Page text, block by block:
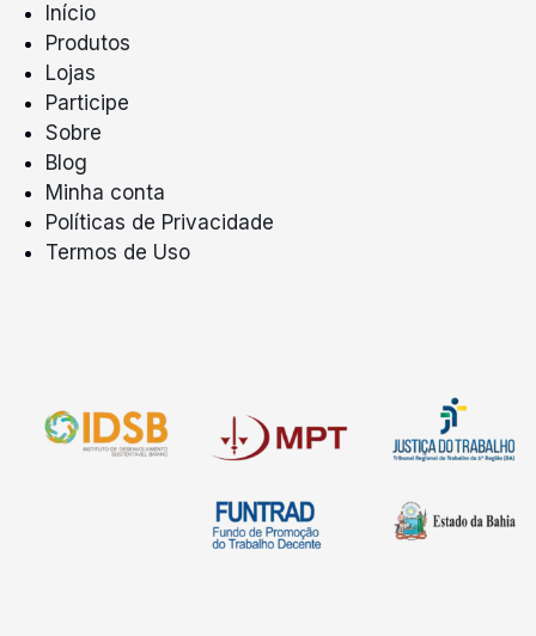
Início
Produtos
Lojas
Participe
Sobre
Blog
Minha conta
Políticas de Privacidade
Termos de Uso